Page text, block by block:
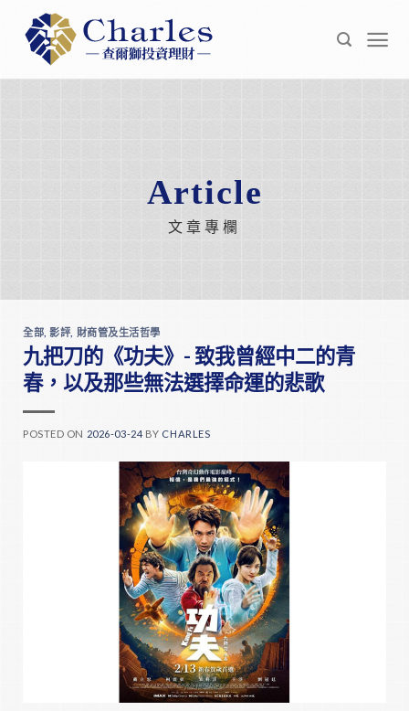
content
Article
文章專欄
全部 ,影評, 財商管及生活哲學
九把刀的《功夫》- 致我曾經中二的青
春，以及那些無法選擇命運的悲歌
POSTED ON 2026-03-24 BY CHARLES